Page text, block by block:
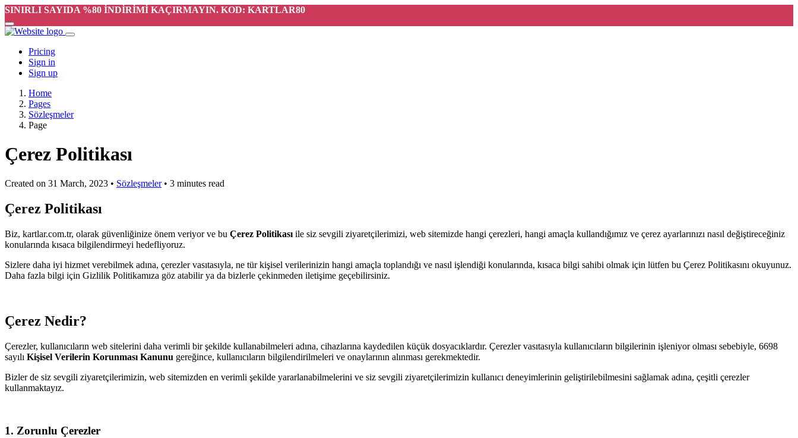
SINIRLI SAYIDA %80 İNDİRİMİ KAÇIRMAYIN. KOD: KARTLAR80
Pricing
Sign in
Sign up
Home
Pages
Sözleşmeler
Page
Çerez Politikası
Created on 31 March, 2023 • Sözleşmeler • 3 minutes read
Çerez Politikası
Biz, kartlar.com.tr, olarak güvenliğinize önem veriyor ve bu Çerez Politikası ile siz sevgili ziyaretçilerimizi, web sitemizde hangi çerezleri, hangi amaçla kullandığımız ve çerez ayarlarınızı nasıl değiştireceğiniz
konularında kısaca bilgilendirmeyi hedefliyoruz.
Sizlere daha iyi hizmet verebilmek adına, çerezler vasıtasıyla, ne tür kişisel verilerinizin hangi amaçla toplandığı ve nasıl işlendiği konularında, kısaca bilgi sahibi olmak için lütfen bu Çerez Politikasını okuyunuz.
Daha fazla bilgi için Gizlilik Politikamıza göz atabilir ya da bizlerle çekinmeden iletişime geçebilirsiniz.
Çerez Nedir?
Çerezler, kullanıcıların web sitelerini daha verimli bir şekilde kullanabilmeleri adına, cihazlarına kaydedilen küçük dosyacıklardır. Çerezler vasıtasıyla kullanıcıların bilgilerinin işleniyor olması sebebiyle, 6698
sayılı Kişisel Verilerin Korunması Kanunu gereğince, kullanıcıların bilgilendirilmeleri ve onaylarının alınması gerekmektedir.
Bizler de siz sevgili ziyaretçilerimizin, web sitemizden en verimli şekilde yararlanabilmelerini ve siz sevgili ziyaretçilerimizin kullanıcı deneyimlerinin geliştirilebilmesini sağlamak adına, çeşitli çerezler
kullanmaktayız.
1. Zorunlu Çerezler